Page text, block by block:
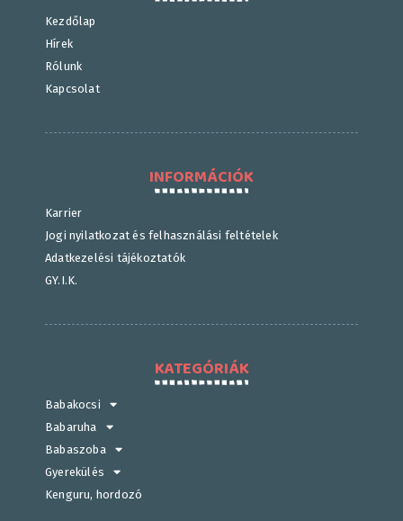
Kezdőlap
Hírek
Rólunk
Kapcsolat
INFORMÁCIÓK
Karrier
Jogi nyilatkozat és felhasználási feltételek
Adatkezelési tájékoztatók
GY.I.K.
KATEGÓRIÁK
Babakocsi
Babaruha
Babaszoba
Gyerekülés
Kenguru, hordozó